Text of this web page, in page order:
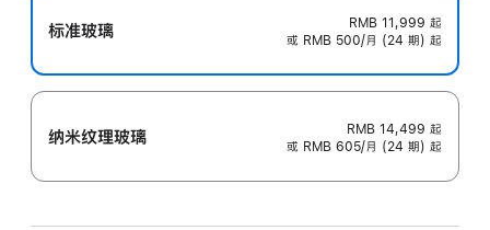
标准玻璃 RMB 11,999 起
或 RMB 500/月 (24 期) 起
纳米纹理玻璃 RMB 14,499 起
或 RMB 605/月 (24 期) 起